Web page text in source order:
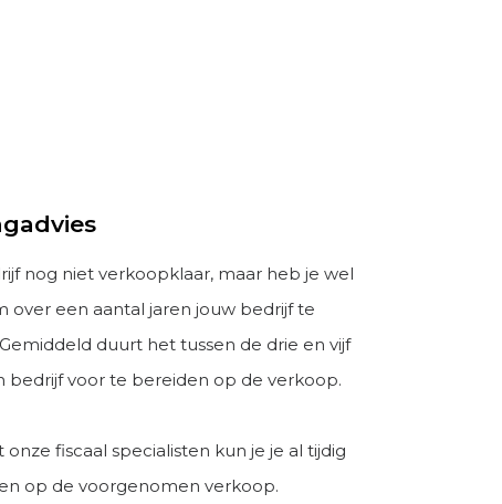
nog niet verkoopklaar, maar heb je wel
over een aantal jaren jouw bedrijf te
duurt het tussen de drie en vijf
bedrijf voor te bereiden op de verkoop.
fiscaal specialisten kun je je al tijdig
op de voorgenomen verkoop.